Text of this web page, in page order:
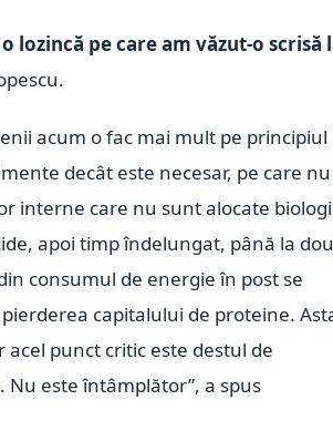
pe care am văzut-o scrisă
acum o fac mai mult pe principiul
decât este necesar, pe care
interne care nu sunt alocate
apoi timp îndelungat, până la
consumul de energie în post se
capitalului de proteine.
punct critic este destul de
este întâmplător”, a spus